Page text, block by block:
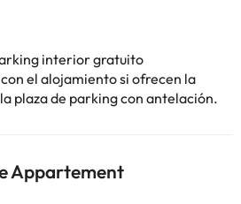
interior gratuito
el alojamiento si ofrecen la
plaza de parking con antelación.
Appartement